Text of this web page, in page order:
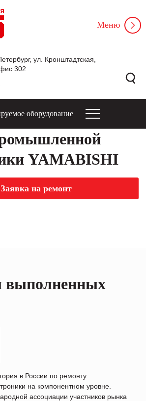
ул. Кронштадтская,
302
Меню
оборудование
YAMABISHI
Заявка на ремонт
в России по ремонту
на компонентном уровне.
ассоциации участников рынка